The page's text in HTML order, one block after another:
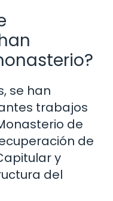
se han
trabajos
de
de
y
del